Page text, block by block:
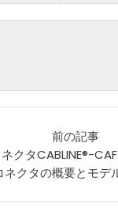
前の記事
クタCABLINE®-
ネクタの概要とモデ